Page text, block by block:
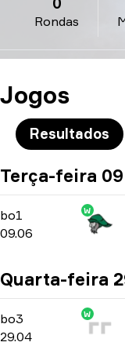
Rondas
Jogos
Resultados
Terça-feira
bo1 Group Stage-
09.06
W
Quarta-feira
bo3 -bo3
29.04
W